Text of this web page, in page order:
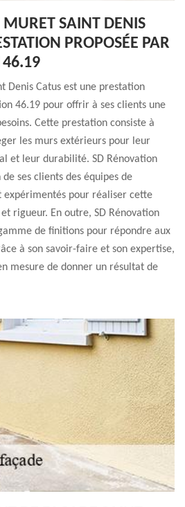
SAINT DENIS
PROPOSÉE PAR
46.19
Denis Catus est une prestation
46.19 pour offrir à ses clients une
Cette prestation consiste à
les murs extérieurs pour leur
et leur durabilité. SD Rénovation
ses clients des équipes de
expérimentés pour réaliser cette
rigueur. En outre, SD Rénovation
de finitions pour répondre aux
à son savoir-faire et son expertise,
mesure de donner un résultat de